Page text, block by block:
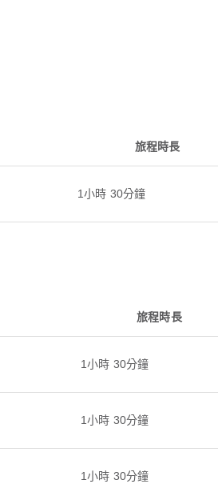
旅程時長
1小時 30分鐘
旅程時長
1小時 30分鐘
1小時 30分鐘
1小時 30分鐘